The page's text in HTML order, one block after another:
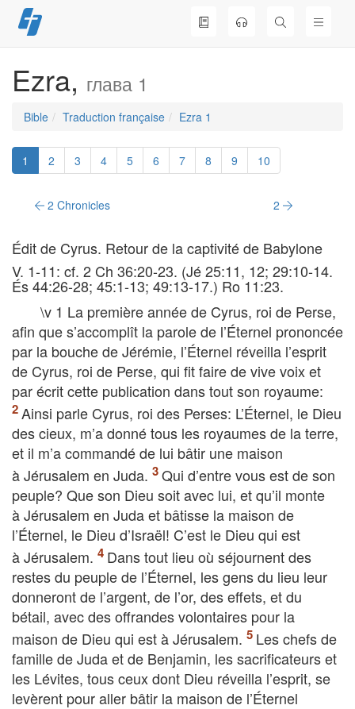
Skip
to
Ezra, глава 1
Bible Traduction française Ezra 1
1 2 3 4 5 6 7 8 9 10
2 Chronicles 2
Édit de Cyrus. Retour de la captivité de Babylone
V. 1-11: cf. 2 Ch 36:20-23. (Jé 25:11, 12; 29:10-14.
És 44:26-28; 45:1-13; 49:13-17.) Ro 11:23.
\v 1 La première année de Cyrus, roi de Perse,
afin que s’accomplît la parole de l’Éternel prononcée
par la bouche de Jérémie, l’Éternel réveilla l’esprit
de Cyrus, roi de Perse, qui fit faire de vive voix et
par écrit cette publication dans tout son royaume:
Ainsi parle Cyrus, roi des Perses: L’Éternel, le Dieu
des cieux, m’a donné tous les royaumes de la terre,
et il m’a commandé de lui bâtir une maison
à Jérusalem en Juda.
Qui d’entre vous est de son
peuple? Que son Dieu soit avec lui, et qu’il monte
à Jérusalem en Juda et bâtisse la maison de
l’Éternel, le Dieu d’Israël! C’est le Dieu qui est
à Jérusalem.
Dans tout lieu où séjournent des
restes du peuple de l’Éternel, les gens du lieu leur
donneront de l’argent, de l’or, des effets, et du
bétail, avec des offrandes volontaires pour la
maison de Dieu qui est à Jérusalem.
Les chefs de
famille de Juda et de Benjamin, les sacrificateurs et
les Lévites, tous ceux dont Dieu réveilla l’esprit, se
levèrent pour aller bâtir la maison de l’Éternel